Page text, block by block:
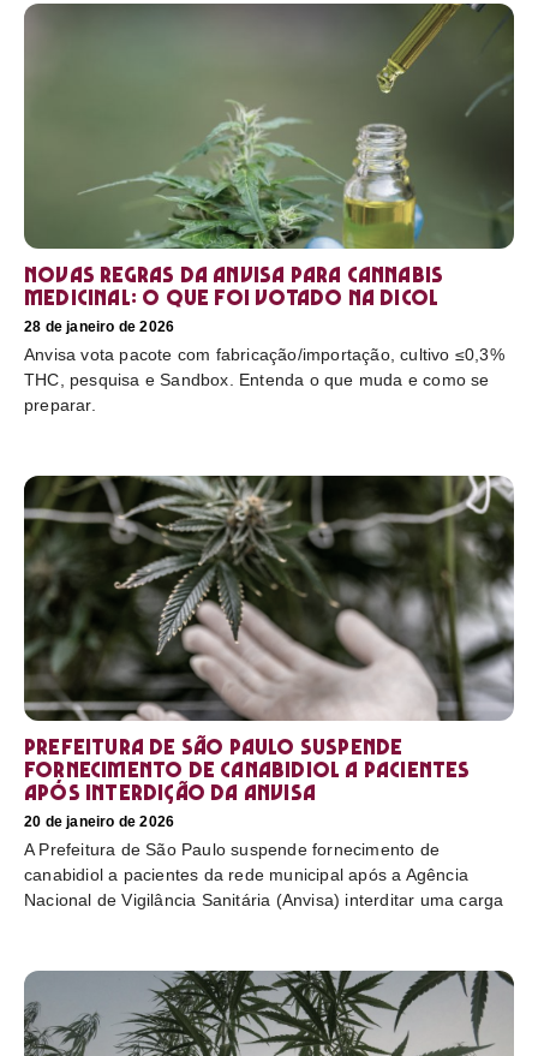
Novas regras da Anvisa para cannabis
medicinal: o que foi votado na Dicol
28 de janeiro de 2026
Anvisa vota pacote com fabricação/importação, cultivo ≤0,3%
THC, pesquisa e Sandbox. Entenda o que muda e como se
preparar.
Prefeitura de São Paulo suspende
fornecimento de canabidiol a pacientes
após interdição da Anvisa
20 de janeiro de 2026
A Prefeitura de São Paulo suspende fornecimento de
canabidiol a pacientes da rede municipal após a Agência
Nacional de Vigilância Sanitária (Anvisa) interditar uma carga